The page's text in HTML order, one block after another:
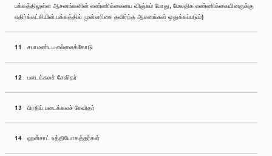
பக்கத்திலுள்ள ஆசனங்களின் எண்ணிக்கையை விஞ்சும் போது, மேலதிக எண்ணிக்கையினருக்கு
எதிர்க்கட்சியின் பக்கத்தில் முன்வரிசை தவிர்ந்த ஆசனங்கள் ஒதுக்கப்படும்)
11 சபாமண்டப எல்லைக்கோடு
12 படைக்கலச் சேவிதர்
13 பிரதிப் படைக்கலச் சேவிதர்
14 ஹன்சாட் உத்தியோகத்தர்கள்